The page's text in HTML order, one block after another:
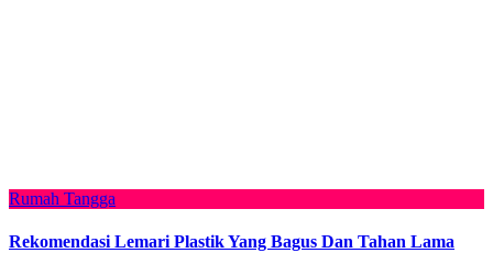
Rumah Tangga
Rekomendasi Lemari Plastik Yang Bagus Dan Tahan Lama